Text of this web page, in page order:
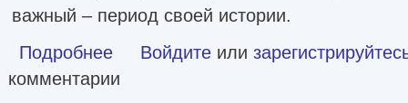
важный – период своей истории.
Подробнее о Союз 17 октября. Политический класс России. Взлет
Войдите или
комментарии